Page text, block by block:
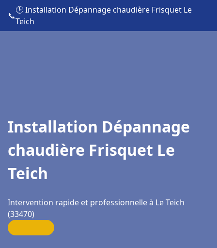
📞
🕒 Installation Dépannage chaudière Frisquet Le
Teich
Installation Dépannage
chaudière Frisquet Le
Teich
Intervention rapide et professionnelle à Le Teich
(33470)